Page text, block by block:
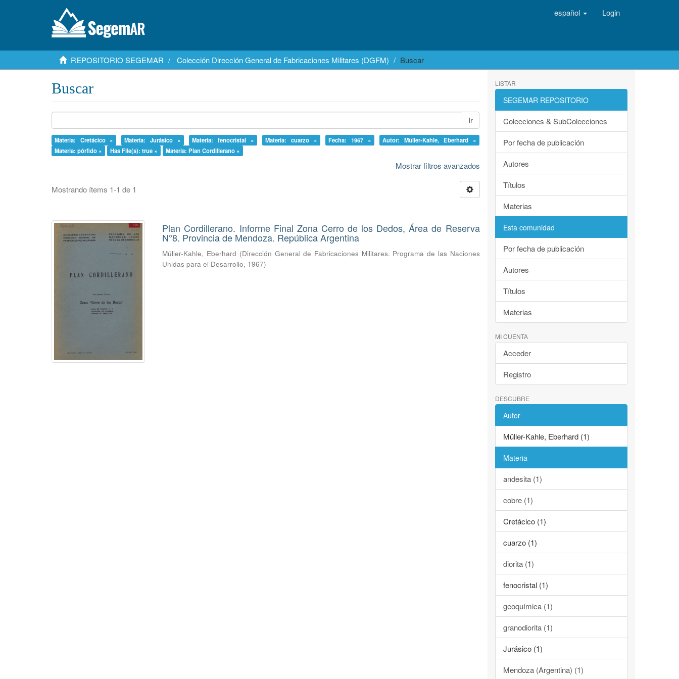
español Login
REPOSITORIO SEGEMAR Colección Dirección General de Fabricaciones Militares (DGFM) Buscar
Buscar
Ir
Materia: Cretácico × Materia: Jurásico × Materia: fenocristal × Materia: cuarzo × Fecha: 1967 ×
Autor: Müller-Kahle, Eberhard ×
Materia: pórfido ×
Has File(s): true × Materia: Plan Cordillerano ×
Mostrar filtros avanzados
Mostrando ítems 1-1 de 1
Plan Cordillerano. Informe Final Zona Cerro de los Dedos, Área de Reserva
N°8. Provincia de Mendoza. República Argentina
Müller-Kahle, Eberhard (Dirección General de Fabricaciones Militares. Programa de las Naciones
Unidas para el Desarrollo, 1967)
LISTAR
SEGEMAR REPOSITORIO
Colecciones & SubColecciones
Por fecha de publicación
Autores
Títulos
Materias
Esta comunidad
Por fecha de publicación
Autores
Títulos
Materias
MI CUENTA
Acceder
Registro
DESCUBRE
Autor
Müller-Kahle, Eberhard (1)
Materia
andesita (1)
cobre (1)
Cretácico (1)
cuarzo (1)
diorita (1)
fenocristal (1)
geoquímica (1)
granodiorita (1)
Jurásico (1)
Mendoza (Argentina) (1)